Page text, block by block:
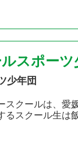
スポーツ
少年団
スクールは、愛
るスクール生は